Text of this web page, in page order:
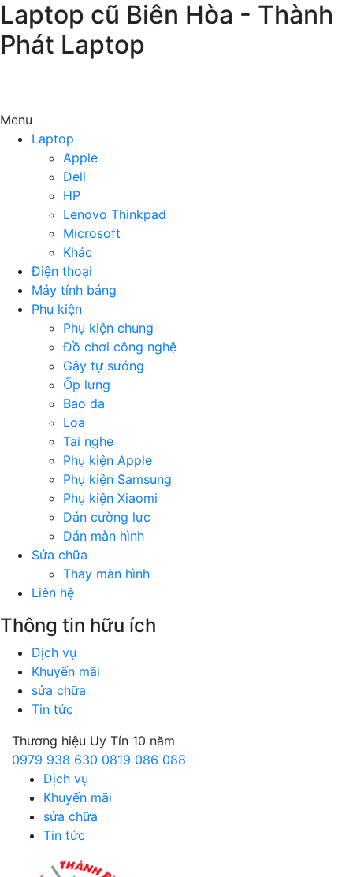
Laptop cũ Biên Hòa - Thành
Phát Laptop
Menu
Laptop
Apple
Dell
HP
Lenovo Thinkpad
Microsoft
Khác
Điện thoại
Máy tính bảng
Phụ kiện
Phụ kiện chung
Đồ chơi công nghệ
Gậy tự sướng
Ốp lưng
Bao da
Loa
Tai nghe
Phụ kiện Apple
Phụ kiện Samsung
Phụ kiện Xiaomi
Dán cường lực
Dán màn hình
Sửa chữa
Thay màn hình
Liên hệ
Thông tin hữu ích
Dịch vụ
Khuyến mãi
sửa chữa
Tin tức
Thương hiệu Uy Tín 10 năm
0979 938 630 0819 086 088
Dịch vụ
Khuyến mãi
sửa chữa
Tin tức